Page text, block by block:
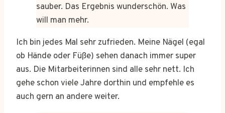
sauber. Das Ergebnis wunderschön. Was
will man mehr.
Ich bin jedes Mal sehr zufrieden. Meine Nägel (egal
ob Hände oder Füße) sehen danach immer super
aus. Die Mitarbeiterinnen sind alle sehr nett. Ich
gehe schon viele Jahre dorthin und empfehle es
auch gern an andere weiter.